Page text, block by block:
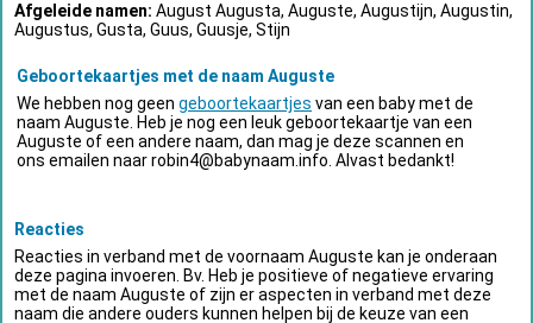
Afgeleide namen: August Augusta, Auguste, Augustijn, Augustin,
Augustus, Gusta, Guus, Guusje, Stijn
Geboortekaartjes met de naam Auguste
We hebben nog geen geboortekaartjes van een baby met de
naam Auguste. Heb je nog een leuk geboortekaartje van een
Auguste of een andere naam, dan mag je deze scannen en
ons emailen naarrobin4@babynaam.info . Alvast bedankt!
Reacties
Reacties in verband met de voornaam Auguste kan je onderaan
deze pagina invoeren. Bv. Heb je positieve of negatieve ervaring
met de naam Auguste of zijn er aspecten in verband met deze
naam die andere ouders kunnen helpen bij de keuze van een